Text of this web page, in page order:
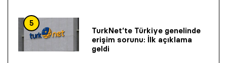
5
TurkNet’te Türkiye genelinde
erişim sorunu: İlk açıklama
geldi